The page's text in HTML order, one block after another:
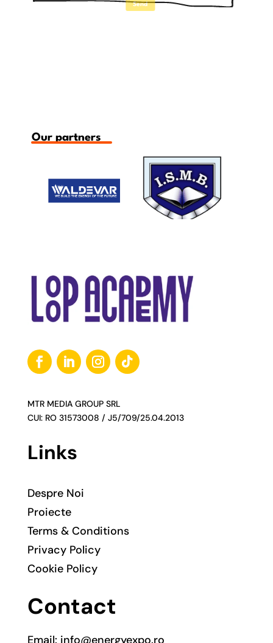
Our partners
MTR MEDIA GROUP SRL
CUI: RO 31573008 / J5/709/25.04.2013
Links
Despre Noi
Proiecte
Terms & Conditions
Privacy Policy
Cookie Policy
Contact
Email: info@energyexpo.ro